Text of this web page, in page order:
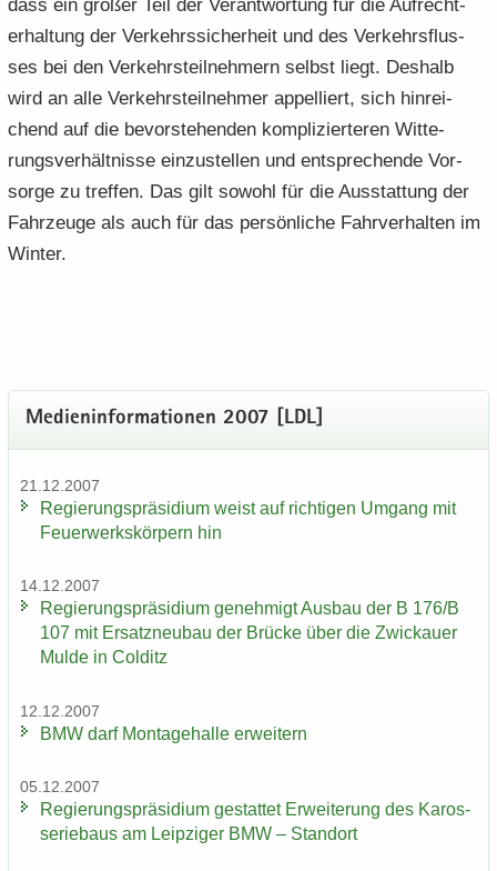
dass ein gro­ßer Teil der Ver­ant­wor­tung für die Auf­recht­
erhal­tung der Ver­kehrs­si­cher­heit und des Ver­kehrs­flus­
ses bei den Ver­kehrs­teil­neh­mern selbst liegt. Des­halb
wird an alle Ver­kehrs­teil­neh­mer ap­pel­liert, sich hin­rei­
chend auf die be­vor­ste­hen­den kom­pli­zier­te­ren Wit­te­
rungs­ver­hält­nis­se ein­zu­stel­len und ent­spre­chen­de Vor­
sor­ge zu tref­fen. Das gilt so­wohl für die Aus­stat­tung der
Fahr­zeu­ge als auch für das per­sön­li­che Fahr­ver­hal­ten im
Win­ter.
Me­di­en­in­for­ma­tio­nen 2007 [LDL]
21.12.2007
Re­gie­rungs­prä­si­di­um weist auf rich­ti­gen Um­gang mit
Feu­er­werks­kör­pern hin
14.12.2007
Re­gie­rungs­prä­si­di­um ge­neh­migt Aus­bau der B 176/B
107 mit Er­satz­neu­bau der Brü­cke über die Zwi­ckau­er
Mulde in Col­ditz
12.12.2007
BMW darf Mon­ta­ge­hal­le er­wei­tern
05.12.2007
Re­gie­rungs­prä­si­di­um ge­stat­tet Er­wei­te­rung des Ka­ros­
se­rie­baus am Leip­zi­ger BMW – Stand­ort